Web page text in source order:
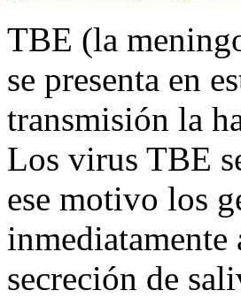
TBE (la
se presenta en
transmisión la
Los virus TBE
ese motivo los
secreción de